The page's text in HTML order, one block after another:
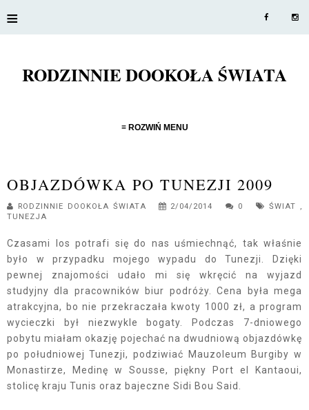
≡
RODZINNIE DOOKOŁA ŚWIATA
≡ ROZWIŃ MENU
OBJAZDÓWKA PO TUNEZJI 2009
RODZINNIE DOOKOŁA ŚWIATA 2/04/2014 0 ŚWIAT ,
TUNEZJA
Czasami los potrafi się do nas uśmiechnąć, tak właśnie
było w przypadku mojego wypadu do Tunezji. Dzięki
pewnej znajomości udało mi się wkręcić na wyjazd
studyjny dla pracowników biur podróży. Cena była mega
atrakcyjna, bo nie przekraczała kwoty 1000 zł, a program
wycieczki był niezwykle bogaty. Podczas 7-dniowego
pobytu miałam okazję pojechać na dwudniową objazdówkę
po południowej Tunezji, podziwiać Mauzoleum Burgiby w
Monastirze, Medinę w Sousse, piękny Port el Kantaoui,
stolicę kraju Tunis oraz bajeczne Sidi Bou Said.